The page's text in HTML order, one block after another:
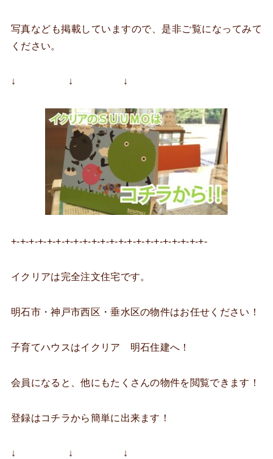
写真なども掲載していますので、是非ご覧になってみて
ください。
↓ ↓ ↓
+-+-+-+-+-+-+-+-+-+-+-+-+-+-+-+-+-+-+-+-+-+-
イクリアは完全注文住宅です。
明石市・神戸市西区・垂水区の物件はお任せください！
子育てハウスはイクリア 明石住建へ！
会員になると、他にもたくさんの物件を閲覧できます！
登録はコチラから簡単に出来ます！
↓ ↓ ↓